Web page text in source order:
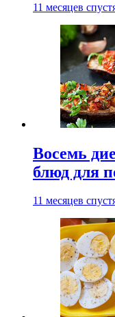
11 месяцев
Восемь
блюд для
11 месяцев